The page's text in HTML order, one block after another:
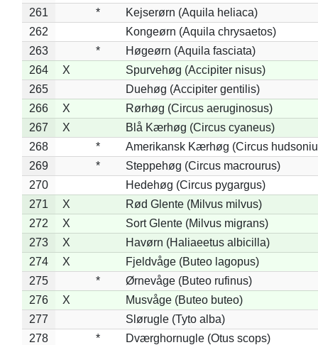
261
*
Kejserørn (Aquila heliaca)
262
Kongeørn (Aquila chrysaetos)
263
*
Høgeørn (Aquila fasciata)
264
X
Spurvehøg (Accipiter nisus)
265
Duehøg (Accipiter gentilis)
266
X
Rørhøg (Circus aeruginosus)
267
X
Blå Kærhøg (Circus cyaneus)
268
*
Amerikansk Kærhøg (Circus
269
*
Steppehøg (Circus macrourus)
270
Hedehøg (Circus pygargus)
271
X
Rød Glente (Milvus milvus)
272
X
Sort Glente (Milvus migrans)
273
X
Havørn (Haliaeetus albicilla)
274
X
Fjeldvåge (Buteo lagopus)
275
*
Ørnevåge (Buteo rufinus)
276
X
Musvåge (Buteo buteo)
277
Slørugle (Tyto alba)
278
*
Dværghornugle (Otus scops)